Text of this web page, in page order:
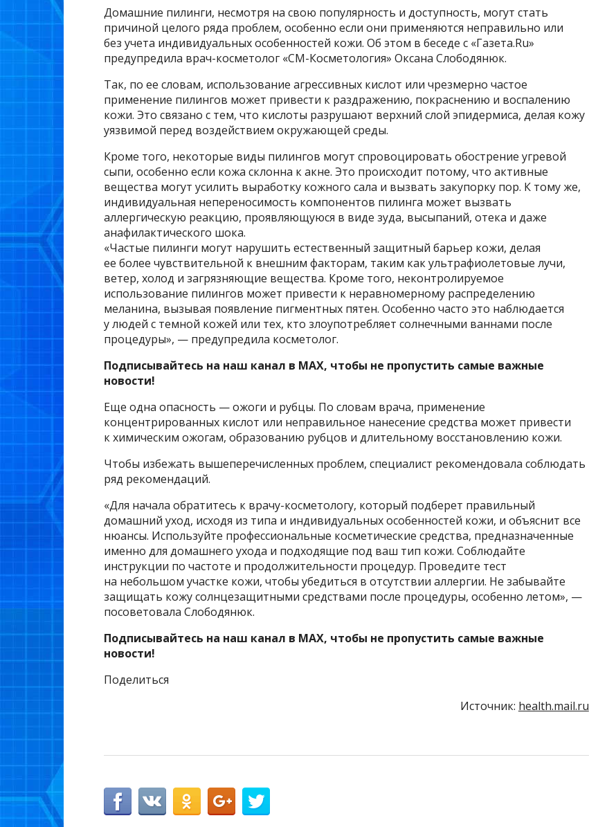
Домашние пилинги, несмотря на свою популярность и доступность, могут стать
причиной целого ряда проблем, особенно если они применяются неправильно или
без учета индивидуальных особенностей кожи. Об этом в беседе с «Газета.Ru»
предупредила врач-косметолог «СМ-Косметология» Оксана Слободянюк.
Так, по ее словам, использование агрессивных кислот или чрезмерно частое
применение пилингов может привести к раздражению, покраснению и воспалению
кожи. Это связано с тем, что кислоты разрушают верхний слой эпидермиса, делая кожу
уязвимой перед воздействием окружающей среды.
Кроме того, некоторые виды пилингов могут спровоцировать обострение угревой
сыпи, особенно если кожа склонна к акне. Это происходит потому, что активные
вещества могут усилить выработку кожного сала и вызвать закупорку пор. К тому же,
индивидуальная непереносимость компонентов пилинга может вызвать
аллергическую реакцию, проявляющуюся в виде зуда, высыпаний, отека и даже
анафилактического шока.
«Частые пилинги могут нарушить естественный защитный барьер кожи, делая
ее более чувствительной к внешним факторам, таким как ультрафиолетовые лучи,
ветер, холод и загрязняющие вещества. Кроме того, неконтролируемое
использование пилингов может привести к неравномерному распределению
меланина, вызывая появление пигментных пятен. Особенно часто это наблюдается
у людей с темной кожей или тех, кто злоупотребляет солнечными ваннами после
процедуры», — предупредила косметолог.
Подписывайтесь на наш канал в MAX, чтобы не пропустить самые важные
новости!
Еще одна опасность — ожоги и рубцы. По словам врача, применение
концентрированных кислот или неправильное нанесение средства может привести
к химическим ожогам, образованию рубцов и длительному восстановлению кожи.
Чтобы избежать вышеперечисленных проблем, специалист рекомендовала соблюдать
ряд рекомендаций.
«Для начала обратитесь к врачу-косметологу, который подберет правильный
домашний уход, исходя из типа и индивидуальных особенностей кожи, и объяснит все
нюансы. Используйте профессиональные косметические средства, предназначенные
именно для домашнего ухода и подходящие под ваш тип кожи. Соблюдайте
инструкции по частоте и продолжительности процедур. Проведите тест
на небольшом участке кожи, чтобы убедиться в отсутствии аллергии. Не забывайте
защищать кожу солнцезащитными средствами после процедуры, особенно летом», —
посоветовала Слободянюк.
Подписывайтесь на наш канал в MAX, чтобы не пропустить самые важные
новости!
Поделиться
Источник: health.mail.ru